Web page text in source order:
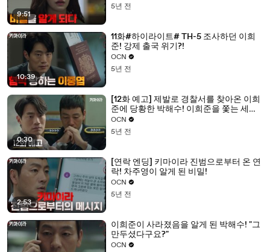
9:51
5년 전
10:39
11화#하이라이트# TH-5 조사하던 이희
준! 강제 출국 위기?!
OCN
5년 전
0:30
[12화 예고] 제발로 경찰서를 찾아온 이희
준에 당황한 박해수! 이희준을 쫓는 세력
의 진짜 정체는?!
OCN
5년 전
2:53
[연락 엔딩] 키마이라 진범으로부터 온 연
락! 차주영이 알게 된 비밀!
OCN
5년 전
이희준이 사라졌음을 알게 된 박해수! "그
만두셨다구요?"
OCN